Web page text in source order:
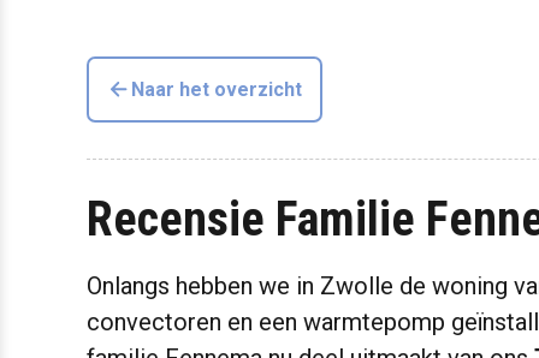
Naar het overzicht
Recensie Familie
Onlangs hebben we in Zwolle de woning
convectoren en een warmtepomp